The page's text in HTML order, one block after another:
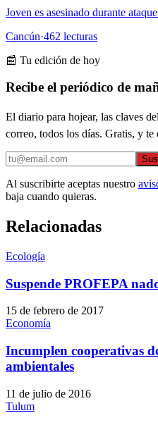
Joven es asesinado durante
Cancún·462 lecturas
📰 Tu edición de hoy
Recibe el periódico de
El diario para hojear, las claves
correo, todos los días. Gratis, y te
Al suscribirte aceptas nuestro
baja cuando quieras.
Relacionadas
Ecología
Suspende PROFEPA
15 de febrero de 2017
Economía
Incumplen cooperativas
ambientales
11 de julio de 2016
Tulum